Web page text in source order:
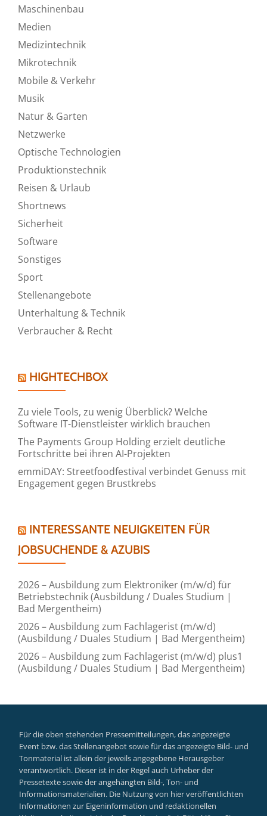
Maschinenbau
Medien
Medizintechnik
Mikrotechnik
Mobile & Verkehr
Musik
Natur & Garten
Netzwerke
Optische Technologien
Produktionstechnik
Reisen & Urlaub
Shortnews
Sicherheit
Software
Sonstiges
Sport
Stellenangebote
Unterhaltung & Technik
Verbraucher & Recht
HIGHTECHBOX
Zu viele Tools, zu wenig Überblick? Welche
Software IT-Dienstleister wirklich brauchen
The Payments Group Holding erzielt deutliche
Fortschritte bei ihren AI-Projekten
emmiDAY: Streetfoodfestival verbindet Genuss mit
Engagement gegen Brustkrebs
INTERESSANTE NEUIGKEITEN FÜR
JOBSUCHENDE & AZUBIS
2026 – Ausbildung zum Elektroniker (m/w/d) für
Betriebstechnik (Ausbildung / Duales Studium |
Bad Mergentheim)
2026 – Ausbildung zum Fachlagerist (m/w/d)
(Ausbildung / Duales Studium | Bad Mergentheim)
2026 – Ausbildung zum Fachlagerist (m/w/d) plus1
(Ausbildung / Duales Studium | Bad Mergentheim)
Für die oben stehenden Pressemitteilungen, das angezeigte
Event bzw. das Stellenangebot sowie für das angezeigte Bild- und
Tonmaterial ist allein der jeweils angegebene Herausgeber
verantwortlich. Dieser ist in der Regel auch Urheber der
Pressetexte sowie der angehängten Bild-, Ton- und
Informationsmaterialien. Die Nutzung von hier veröffentlichten
Informationen zur Eigeninformation und redaktionellen